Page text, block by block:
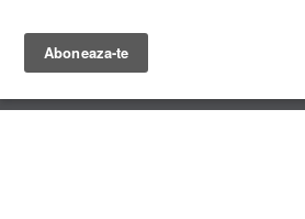
content